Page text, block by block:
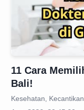
11 Cara
Bali!
Kesehatan,